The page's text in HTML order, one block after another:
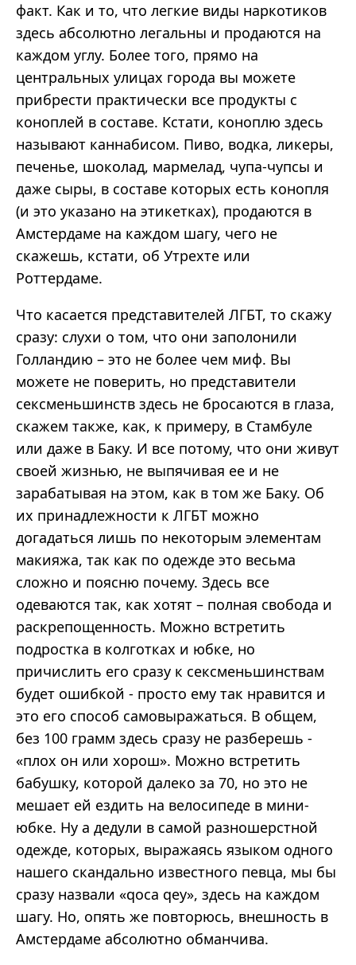
факт. Как и то, что легкие виды наркотиков
здесь абсолютно легальны и продаются на
каждом углу. Более того, прямо на
центральных улицах города вы можете
прибрести практически все продукты с
коноплей в составе. Кстати, коноплю здесь
называют каннабисом. Пиво, водка, ликеры,
печенье, шоколад, мармелад, чупа-чупсы и
даже сыры, в составе которых есть конопля
(и это указано на этикетках), продаются в
Амстердаме на каждом шагу, чего не
скажешь, кстати, об Утрехте или
Роттердаме.
Что касается представителей ЛГБТ, то скажу
сразу: слухи о том, что они заполонили
Голландию – это не более чем миф. Вы
можете не поверить, но представители
сексменьшинств здесь не бросаются в глаза,
скажем также, как, к примеру, в Стамбуле
или даже в Баку. И все потому, что они живут
своей жизнью, не выпячивая ее и не
зарабатывая на этом, как в том же Баку. Об
их принадлежности к ЛГБТ можно
догадаться лишь по некоторым элементам
макияжа, так как по одежде это весьма
сложно и поясню почему. Здесь все
одеваются так, как хотят – полная свобода и
раскрепощенность. Можно встретить
подростка в колготках и юбке, но
причислить его сразу к сексменьшинствам
будет ошибкой - просто ему так нравится и
это его способ самовыражаться. В общем,
без 100 грамм здесь сразу не разберешь -
«плох он или хорош». Можно встретить
бабушку, которой далеко за 70, но это не
мешает ей ездить на велосипеде в мини-
юбке. Ну а дедули в самой разношерстной
одежде, которых, выражаясь языком одного
нашего скандально известного певца, мы бы
сразу назвали «qoca qey», здесь на каждом
шагу. Но, опять же повторюсь, внешность в
Амстердаме абсолютно обманчива.